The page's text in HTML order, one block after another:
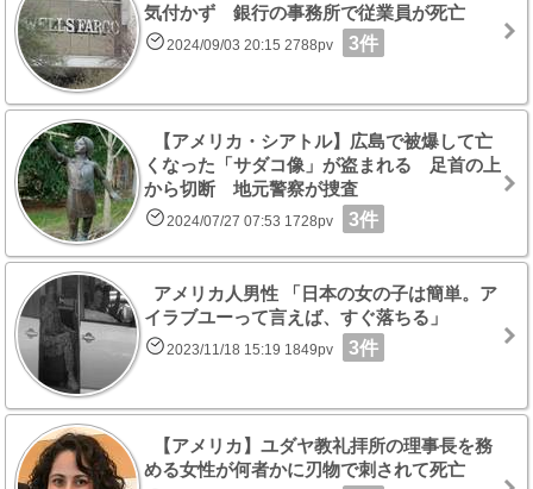
気付かず 銀行の事務所で従業員が死亡
2024/09/03 20:15 2788pv 3件
【アメリカ・シアトル】広島で被爆して亡
くなった「サダコ像」が盗まれる 足首の上
から切断 地元警察が捜査
2024/07/27 07:53 1728pv 3件
アメリカ人男性 「日本の女の子は簡単。ア
イラブユーって言えば、すぐ落ちる」
2023/11/18 15:19 1849pv 3件
【アメリカ】ユダヤ教礼拝所の理事長を務
める女性が何者かに刃物で刺されて死亡